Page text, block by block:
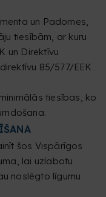
un Padomes,
tiesībām, ar kuru
un Direktīvu
85/577/EEK
tiesības, ko
šos Vispārīgos
lai uzlabotu
noslēgto līgumu